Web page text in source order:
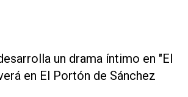
un drama íntimo en "El
en El Portón de Sánchez